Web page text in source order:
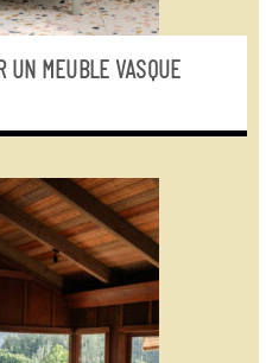
UN MEUBLE VASQUE